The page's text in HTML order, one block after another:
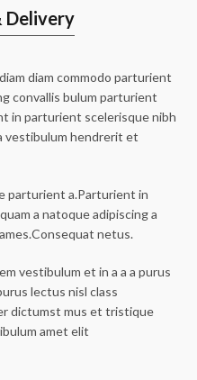
Delivery
diam commodo parturient
convallis bulum parturient
in parturient scelerisque nibh
vestibulum hendrerit et
parturient a.Parturient in
a natoque adipiscing a
netus.
vestibulum et in a a a purus
lectus nisl class
dictumst mus et tristique
amet elit